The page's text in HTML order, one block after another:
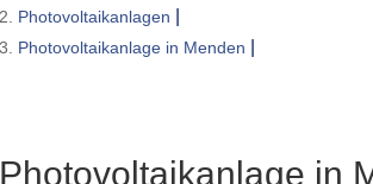
Photovoltaikanlagen
Photovoltaikanlage in Menden
Photovoltaikanlage in